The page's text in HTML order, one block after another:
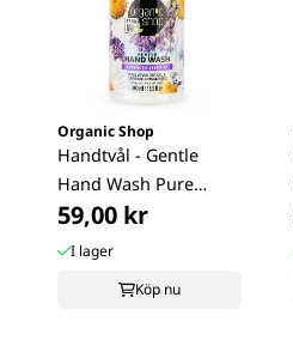
Organic Shop
Handtvål - Gentle
Hand Wash Pure
Lavender & ...
59,00 kr
I lager
Köp nu